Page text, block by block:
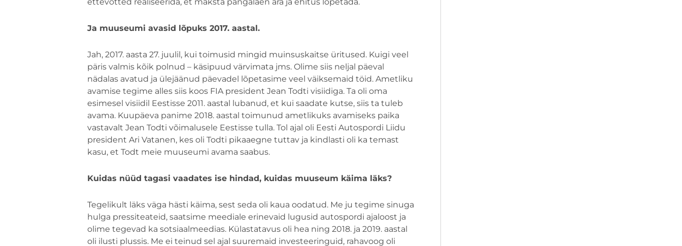
Ja muuseumi avasid lõpuks 2017. aastal.
Jah, 2017. aasta 27. juulil, kui toimusid mingid muinsuskaitse üritused. Kuigi veel
päris valmis kõik polnud – käsipuud värvimata jms. Olime siis neljal päeval
nädalas avatud ja ülejäänud päevadel lõpetasime veel väiksemaid töid. Ametliku
avamise tegime alles siis koos FIA president Jean Todti visiidiga. Ta oli oma
esimesel visiidil Eestisse 2011. aastal lubanud, et kui saadate kutse, siis ta tuleb
avama. Kuupäeva panime 2018. aastal toimunud ametlikuks avamiseks paika
vastavalt Jean Todti võimalusele Eestisse tulla. Tol ajal oli Eesti Autospordi Liidu
president Ari Vatanen, kes oli Todti pikaaegne tuttav ja kindlasti oli ka temast
kasu, et Todt meie muuseumi avama saabus.
Kuidas nüüd tagasi vaadates ise hindad, kuidas muuseum käima läks?
Tegelikult läks väga hästi käima, sest seda oli kaua oodatud. Me ju tegime sinuga
hulga pressiteateid, saatsime meediale erinevaid lugusid autospordi ajaloost ja
olime tegevad ka sotsiaalmeedias. Külastatavus oli hea ning 2018. ja 2019. aastal
oli ilusti plussis. Me ei teinud sel ajal suuremaid investeeringuid, rahavoog oli